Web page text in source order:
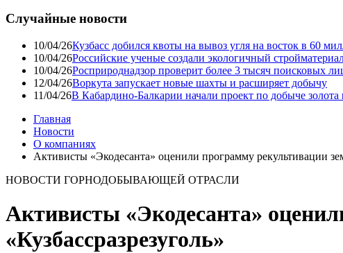
Случайные новости
10/04/26Кузбасс добился квоты на вывоз угля на восток в 60
10/04/26Российские ученые создали экологичный
10/04/26Росприроднадзор проверит более 3 тысяч поисковых
12/04/26Воркута запускает новые шахты и расширяет добычу
11/04/26В Кабардино-Балкарии начали проект по добыче
Главная
Новости
О компаниях
Активисты «Экодесанта» оценили программу рекультивации
НОВОСТИ ГОРНОДОБЫВАЮЩЕЙ ОТРАСЛИ
Активисты «Экодесанта»
«Кузбассразрезуголь»